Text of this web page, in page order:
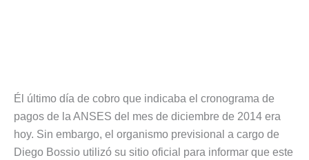
Él último día de cobro que indicaba el cronograma de
pagos de la ANSES del mes de diciembre de 2014 era
hoy. Sin embargo, el organismo previsional a cargo de
Diego Bossio utilizó su sitio oficial para informar que este